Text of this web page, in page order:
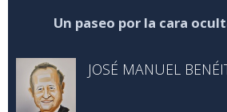
Un paseo por la cara
JOSÉ MANUEL